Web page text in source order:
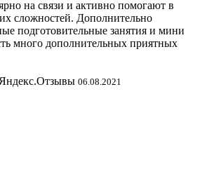
на связи и активно помогают в
сложностей. Дополнительно
подготовительные занятия и мини
много дополнительных приятных
06.08.2021